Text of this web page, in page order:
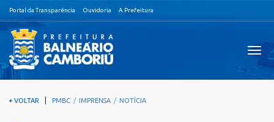
Portal da Transparência Ouvidoria A Prefeitura
VOLTAR PMBC IMPRENSA NOTÍCIA